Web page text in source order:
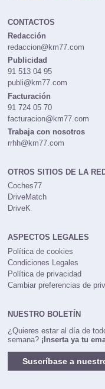
CONTACTOS
Redacción
redaccion@km77.com
Publicidad
91 513 04 95
publi@km77.com
Facturación
91 724 05 70
facturacion@km77.com
Trabaja con nosotros
rrhh@km77.com
OTROS SITIOS DE LA
Coches77
DriveMatch
DriveK
ASPECTOS LEGALES
Política de cookies
Condiciones Legales
Política de privacidad
Cambiar preferencias de
NUESTRO BOLETÍN
¿Quieres estar al día de
semana? ¡Inserta ya tu
Suscríbase a